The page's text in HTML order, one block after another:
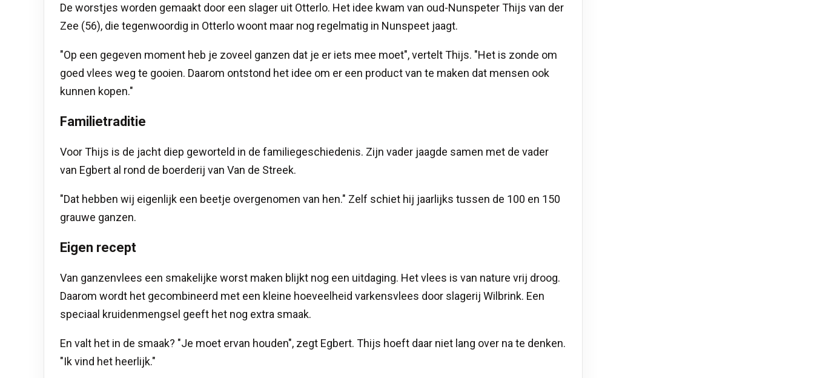
De worstjes worden gemaakt door een slager uit Otterlo. Het idee kwam van oud-Nunspeter Thijs van der
Zee (56), die tegenwoordig in Otterlo woont maar nog regelmatig in Nunspeet jaagt.
"Op een gegeven moment heb je zoveel ganzen dat je er iets mee moet", vertelt Thijs. "Het is zonde om
goed vlees weg te gooien. Daarom ontstond het idee om er een product van te maken dat mensen ook
kunnen kopen."
Familietraditie
Voor Thijs is de jacht diep geworteld in de familiegeschiedenis. Zijn vader jaagde samen met de vader
van Egbert al rond de boerderij van Van de Streek.
"Dat hebben wij eigenlijk een beetje overgenomen van hen." Zelf schiet hij jaarlijks tussen de 100 en 150
grauwe ganzen.
Eigen recept
Van ganzenvlees een smakelijke worst maken blijkt nog een uitdaging. Het vlees is van nature vrij droog.
Daarom wordt het gecombineerd met een kleine hoeveelheid varkensvlees door slagerij Wilbrink. Een
speciaal kruidenmengsel geeft het nog extra smaak.
En valt het in de smaak? "Je moet ervan houden", zegt Egbert. Thijs hoeft daar niet lang over na te denken.
"Ik vind het heerlijk."